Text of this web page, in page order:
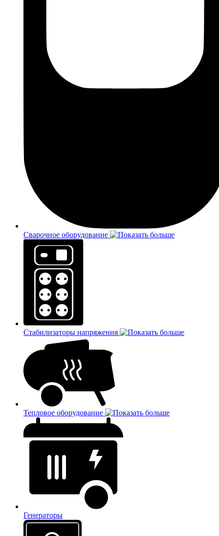
Сварочное оборудование
Стабилизаторы напряжения
Тепловое оборудование
Генераторы